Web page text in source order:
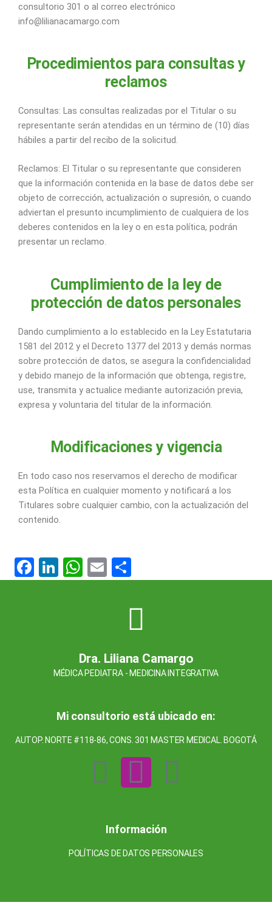
consultorio 301 o al correo electrónico
info@lilianacamargo.com
Procedimientos para consultas y
reclamos
Consultas: Las consultas realizadas por el Titular o su
representante serán atendidas en un término de (10) días
hábiles a partir del recibo de la solicitud.
Reclamos: El Titular o su representante que consideren
que la información contenida en la base de datos debe ser
objeto de corrección, actualización o supresión, o cuando
adviertan el presunto incumplimiento de cualquiera de los
deberes contenidos en la ley o en esta política, podrán
presentar un reclamo.
Cumplimiento de la ley de
protección de datos personales
Dando cumplimiento a lo establecido en la Ley Estatutaria
1581 del 2012 y el Decreto 1377 del 2013 y demás normas
sobre protección de datos, se asegura la confidencialidad
y debido manejo de la información que obtenga, registre,
use, transmita y actualice mediante autorización previa,
expresa y voluntaria del titular de la información.
Modificaciones y vigencia
En todo caso nos reservamos el derecho de modificar
esta Política en cualquier momento y notificará a los
Titulares sobre cualquier cambio, con la actualización del
contenido.
F
a
Li
n
n
W
h
p
p
E
m o
m
p
tir
Dra. Liliana Camargo
MÉDICA PEDIATRA - MEDICINA INTEGRATIVA
Mi consultorio está ubicado en:
AUTOP. NORTE #118-86, CONS. 301 MASTER MEDICAL. BOGOTÁ
F
c
e
b
I
s
t
a
L
k
e
Información
POLÍTICAS DE DATOS PERSONALES